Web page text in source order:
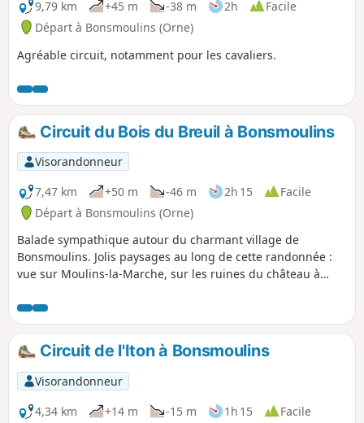
9,79 km
+45 m -38 m 2h
Facile
Départ à Bonsmoulins (Orne)
Agréable circuit, notamment pour les cavaliers.
Circuit du Bois du Breuil à Bonsmoulins
Visorandonneur
7,47 km
+50 m -46 m 2h 15
Facile
Départ à Bonsmoulins (Orne)
Balade sympathique autour du charmant village de
Bonsmoulins. Jolis paysages au long de cette randonnée :
vue sur Moulins-la-Marche, sur les ruines du château à
Bonsmoulins (maison privée) et sur un joli petit étang, privé
lui aussi.
Circuit de l'Iton à Bonsmoulins
Visorandonneur
4,34 km
+14 m -15 m 1h 15
Facile